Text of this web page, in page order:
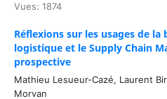
Vues: 1874
Réflexions sur les usages de
logistique et le Supply Chain
prospective
Mathieu Lesueur-Cazé, Laurent
Morvan